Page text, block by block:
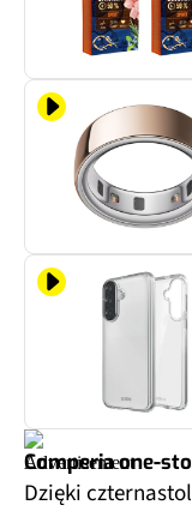
Comperia one-
Dzięki